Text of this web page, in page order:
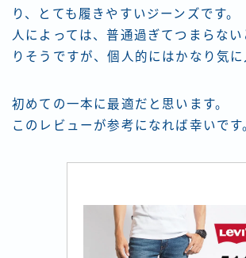
り、とても履きやすいジーンズです。
人によっては、普通過ぎてつまらな
りそうですが、個人的にはかなり気に
初めての一本に最適だと思います。
このレビューが参考になれば幸いです